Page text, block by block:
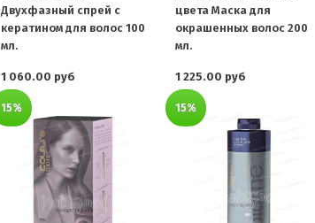
Двухфазный спрей с
кератином для волос 100
мл.
1 060.00 руб
цвета Маска для
окрашенных волос 200
мл.
1 225.00 руб
15% 15%